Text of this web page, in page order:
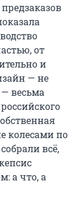
от
и
— не
— весьма
колесами по
всё,
а что, а